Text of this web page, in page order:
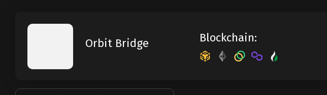
Orbit Bridge Blockchain: